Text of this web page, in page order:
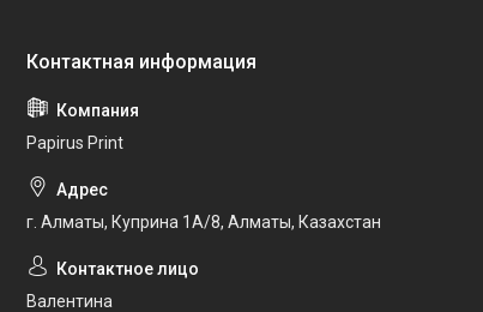
Papirus Print
г. Алматы, Куприна 1А/8, Алматы, Казахстан
Валентина